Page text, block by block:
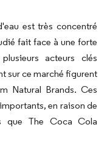
est très concentré
fait face à une forte
acteurs clés
sur ce marché figurent
Natural Brands. Ces
en raison de
que The Coca Cola